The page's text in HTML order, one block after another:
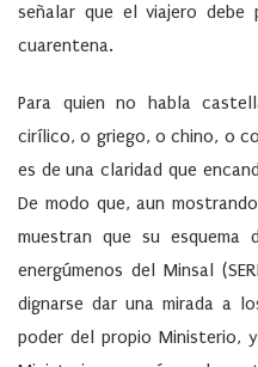
señalar que el viajero debe
cuarentena.
Para quien no habla
cirílico, o griego, o chino, o
es de una claridad que
De modo que, aun
muestran que su esquema
energúmenos del Minsal
dignarse dar una mirada a
poder del propio Ministerio,